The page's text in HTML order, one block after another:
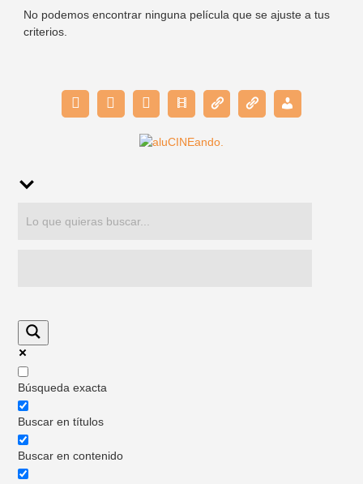
No podemos encontrar ninguna película que se ajuste a tus
criterios.
Búsqueda exacta
Buscar en títulos
Buscar en contenido